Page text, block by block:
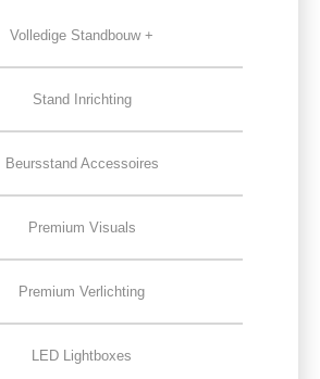
Volledige Standbouw +
Stand Inrichting
Beursstand Accessoires
Premium Visuals
Premium Verlichting
LED Lightboxes